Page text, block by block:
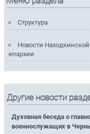
Структура
Новости Находкинской
епархии
Другие новости
Духовная беседа о
военнослужащих в